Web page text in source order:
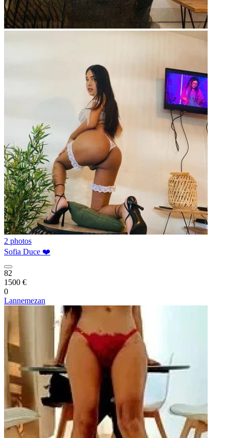
2 photos
Sofia Duce ❤️
82
1500 €
0
Lannemezan